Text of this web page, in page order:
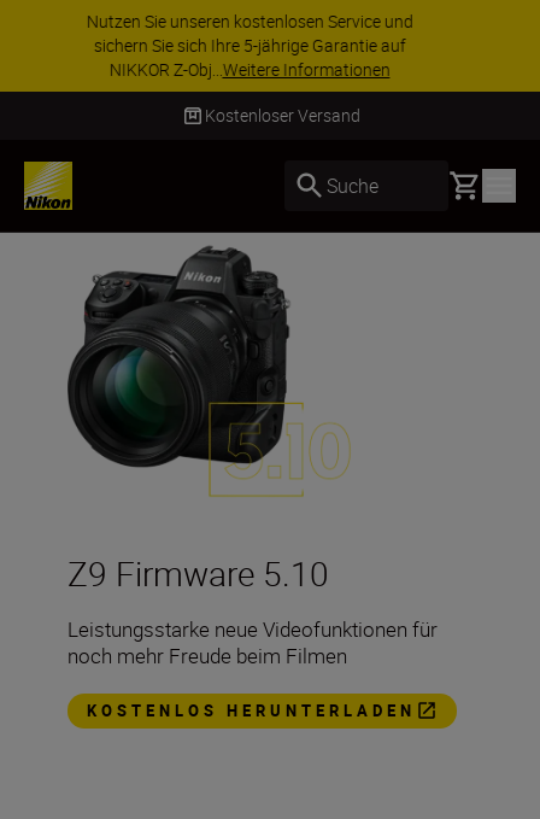
ZUBEHÖR IM ANGEBOT | Sparen Sie 15 % auf
ausgewähltes Zubehör und vervollständigen Sie
Ihre Ausrüstu...Jetzt einkaufen
Lieferung innerhalb von 2–4 Werktagen
Suche Basket
Z9 Firmware 5.10
Leistungsstarke neue Videofunktionen für
noch mehr Freude beim Filmen
KOSTENLOS HERUNTERLADEN